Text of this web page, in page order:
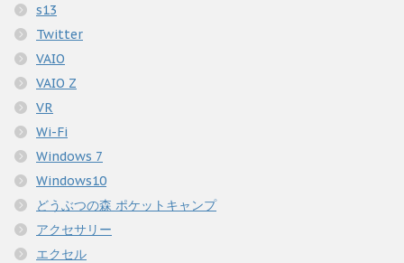
s13
Twitter
VAIO
VAIO Z
VR
Wi-Fi
Windows 7
Windows10
どうぶつの森 ポケットキャンプ
アクセサリー
エクセル